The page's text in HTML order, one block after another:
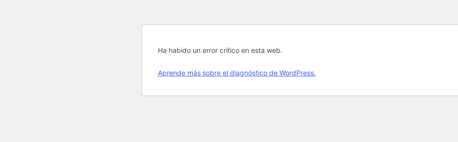
Ha habido un error crítico en esta web.
Aprende más sobre el diagnóstico de WordPress.